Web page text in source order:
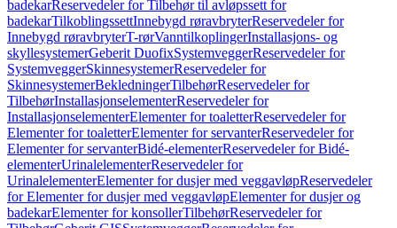
badekarReservedeler for Tilbehør til avløpssett for
badekarTilkoblingssettInnebygd røravbryterReservedeler for
Innebygd røravbryterT-rørVanntilkoplingerInstallasjons- og
skyllesystemerGeberit DuofixSystemveggerReservedeler for
SystemveggerSkinnesystemerReservedeler for
SkinnesystemerBekledningerTilbehørReservedeler for
TilbehørInstallasjonselementerReservedeler for
InstallasjonselementerElementer for toaletterReservedeler for
Elementer for toaletterElementer for servanterReservedeler for
Elementer for servanterBidé-elementerReservedeler for Bidé-
elementerUrinalelementerReservedeler for
UrinalelementerElementer for dusjer med veggavløpReservedeler
for Elementer for dusjer med veggavløpElementer for dusjer og
badekarElementer for konsollerTilbehørReservedeler for